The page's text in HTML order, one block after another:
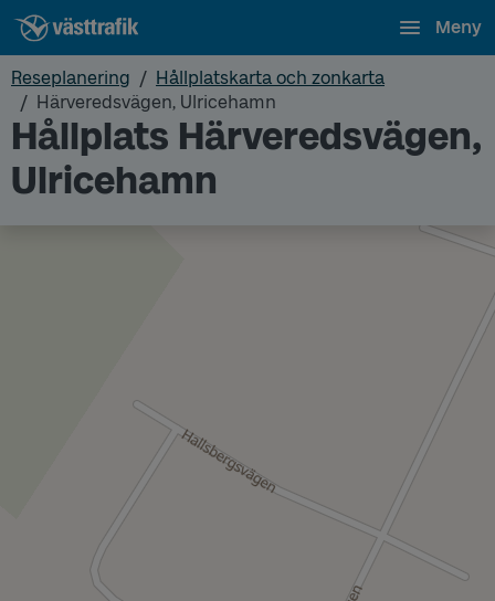
Meny
Reseplanering
Hållplatskarta och zonkarta
Härveredsvägen, Ulricehamn
Hållplats Härveredsvägen,
Ulricehamn